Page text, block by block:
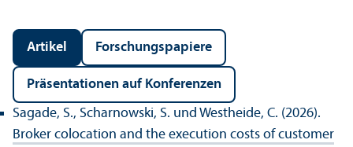
Artikel Forschungs­papiere
Präsentationen auf Konferenzen
Sagade, S., Scharnowski, S. und Westheide, C. (2026).
Broker colocation and the execution costs of customer